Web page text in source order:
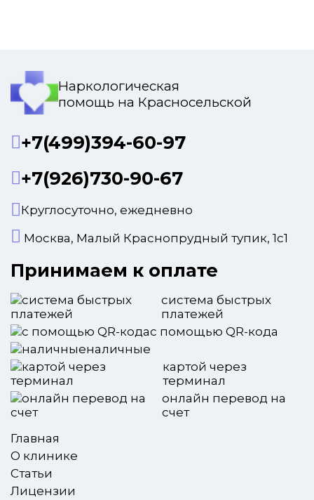
Наркологическая
помощь на Красносельской
+7(499)394-60-97
+7(926)730-90-67
Круглосуточно, ежедневно
Москва, Малый Краснопрудный тупик, 1с1
Принимаем к оплате
система быстрых
платежей
с помощью QR-кода
наличные
картой через
терминал
онлайн перевод на
счет
Главная
О клинике
Статьи
Лицензии